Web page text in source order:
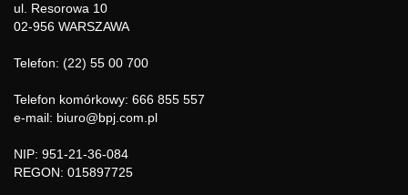
ul. Resorowa 10
02-956 WARSZAWA
Telefon: (22) 55 00 700
Telefon komórkowy: 666 855 557
e-mail: biuro@bpj.com.pl
NIP: 951-21-36-084
REGON: 015897725